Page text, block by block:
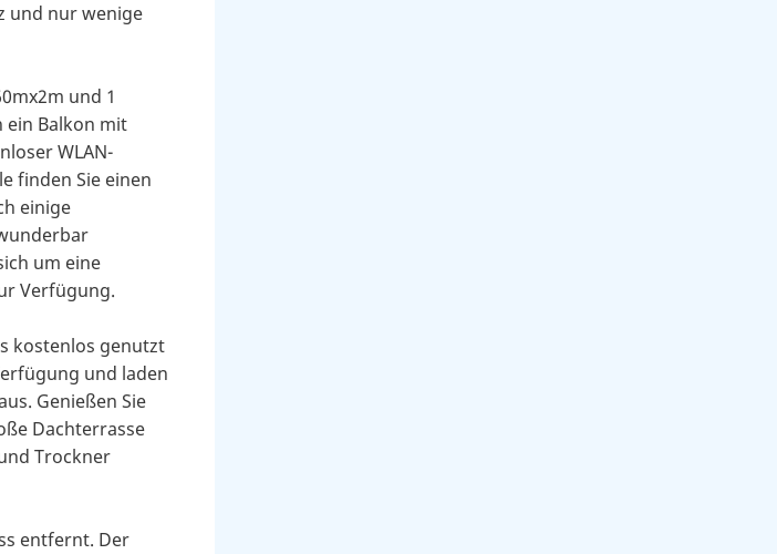
und nur wenige
und 1
ein Balkon mit
WLAN-
finden Sie einen
einige
um eine
Verfügung.
kostenlos genutzt
und laden
Genießen Sie
Dachterrasse
Trockner
entfernt. Der